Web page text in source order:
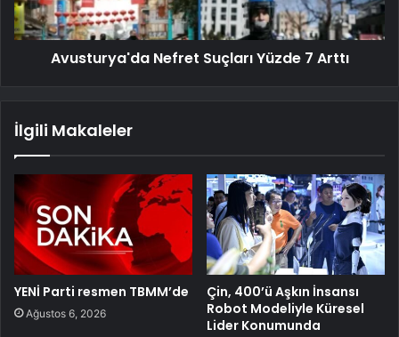
Avusturya'da Nefret Suçları Yüzde 7 Arttı
İlgili Makaleler
YENİ Parti resmen TBMM’de
Ağustos 6, 2026
Çin, 400’ü Aşkın İnsansı
Robot Modeliyle Küresel
Lider Konumunda